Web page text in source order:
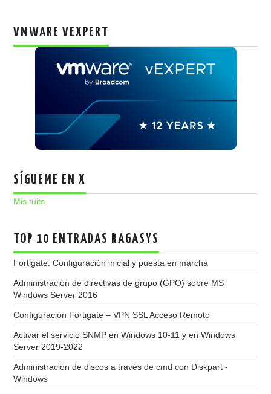
VMWARE VEXPERT
SÍGUEME EN X
Mis tuits
TOP 10 ENTRADAS RAGASYS
Fortigate: Configuración inicial y puesta en marcha
Administración de directivas de grupo (GPO) sobre MS
Windows Server 2016
Configuración Fortigate – VPN SSL Acceso Remoto
Activar el servicio SNMP en Windows 10-11 y en Windows
Server 2019-2022
Administración de discos a través de cmd con Diskpart -
Windows